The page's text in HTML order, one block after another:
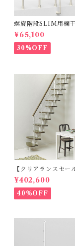
螺旋階段SLIM用欄
¥65,100
30%OFF
【クリアランスセー
ト階段ZEN_ハバナ
（標準キット）
¥402,600
40%OFF